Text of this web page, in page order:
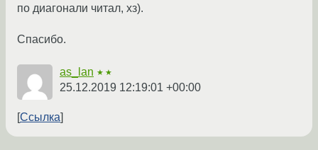
по диагонали читал, хз).
Спасибо.
as_lan ★★
25.12.2019 12:19:01 +00:00
Ссылка